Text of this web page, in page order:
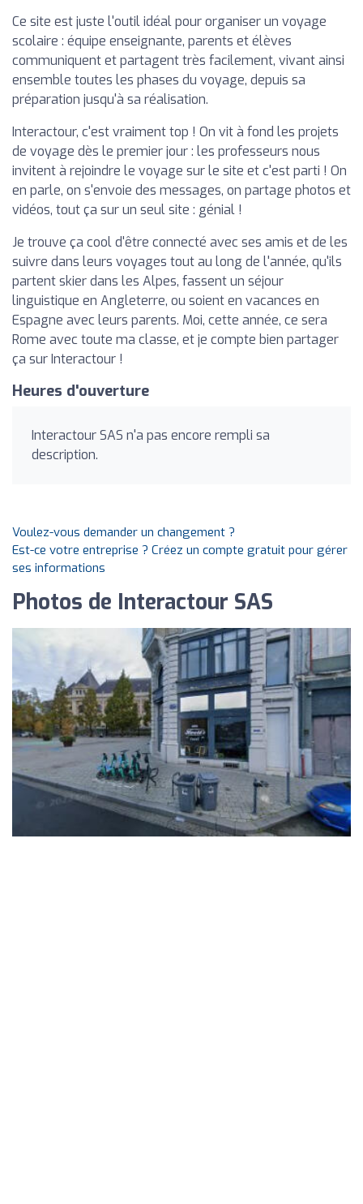
Ce site est juste l'outil idéal pour organiser un voyage
scolaire : équipe enseignante, parents et élèves
communiquent et partagent très facilement, vivant ainsi
ensemble toutes les phases du voyage, depuis sa
préparation jusqu'à sa réalisation.
Interactour, c'est vraiment top ! On vit à fond les projets
de voyage dès le premier jour : les professeurs nous
invitent à rejoindre le voyage sur le site et c'est parti ! On
en parle, on s'envoie des messages, on partage photos et
vidéos, tout ça sur un seul site : génial !
Je trouve ça cool d'être connecté avec ses amis et de les
suivre dans leurs voyages tout au long de l'année, qu'ils
partent skier dans les Alpes, fassent un séjour
linguistique en Angleterre, ou soient en vacances en
Espagne avec leurs parents. Moi, cette année, ce sera
Rome avec toute ma classe, et je compte bien partager
ça sur Interactour !
Heures d'ouverture
Interactour SAS n'a pas encore rempli sa
description.
Voulez-vous demander un changement ?
Est-ce votre entreprise ? Créez un compte gratuit pour gérer
ses informations
Photos de Interactour SAS